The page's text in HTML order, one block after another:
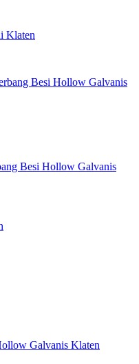
Klaten
Besi Hollow Galvanis